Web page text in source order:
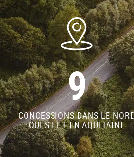
9
CONCESSIONS DANS LE
OUEST ET EN AQUITAINE